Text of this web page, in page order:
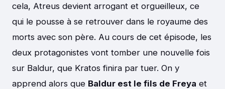
cela, Atreus devient arrogant et orgueilleux, ce
qui le pousse à se retrouver dans le royaume des
morts avec son père. Au cours de cet épisode, les
deux protagonistes vont tomber une nouvelle fois
sur Baldur, que Kratos finira par tuer. On y
apprend alors que Baldur est le fils de Freya et